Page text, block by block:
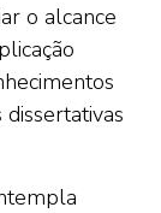
o alcance